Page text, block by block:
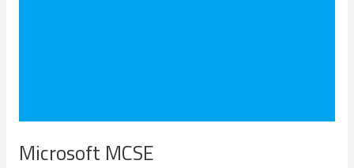
Microsoft MCSE